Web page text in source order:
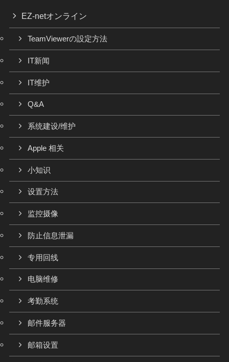
EZ-netオンライン
TeamViewerの設定方法
IT新闻
IT维护
Q&A
系统建设/维护
Apple 相关
小知识
设置方法
监控摄像
防止信息泄漏
专用回线
电脑维修
考勤系统
邮件服务器
邮箱设置